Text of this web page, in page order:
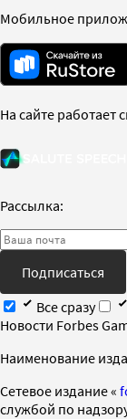
Мобильное
На сайте работает
Рассылка:
Подписаться
Все сразу
Новости Forbes
Наименование
Cетевое издание «
службой по